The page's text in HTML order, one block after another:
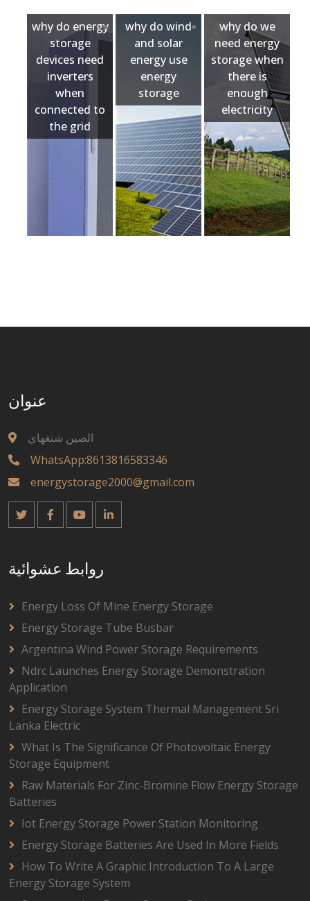
why do energy
storage
devices need
inverters
when
connected to
the grid
why do wind
and solar
energy use
energy
storage
why do we
need energy
storage when
there is
enough
electricity
عنوان
الصين شنغهاي
WhatsApp:8613816583346
energystorage2000@gmail.com
روابط عشوائية
Energy Loss Of Mine Energy Storage
Energy Storage Tube Busbar
Argentina Wind Power Storage Requirements
Ndrc Launches Energy Storage Demonstration
Application
Energy Storage System Thermal Management Sri
Lanka Electric
What Is The Significance Of Photovoltaic Energy
Storage Equipment
Raw Materials For Zinc-Bromine Flow Energy Storage
Batteries
Iot Energy Storage Power Station Monitoring
Energy Storage Batteries Are Used In More Fields
How To Write A Graphic Introduction To A Large
Energy Storage System